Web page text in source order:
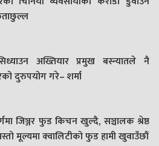
अख्तियार प्रमुख बस्न्यातले नै
दुरुपयोग गरे– शर्मा
जिञ्जर फुड किचन खुल्दै, सञ्चालक श्रेष्ठ
मूल्यमा क्वालिटीको फुड हामी खुवाउँछौं